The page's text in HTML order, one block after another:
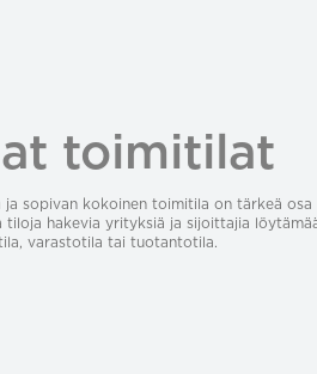
toimitilat
ja sopivan kokoinen toimitila on tärkeä osa
tiloja hakevia yrityksiä ja sijoittajia
varastotila tai tuotantotila.